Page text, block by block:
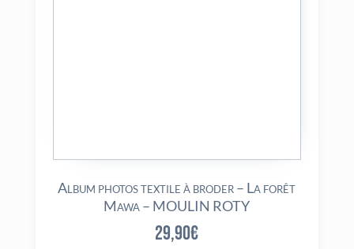
Album photos textile à broder – La forêt
Mawa – MOULIN ROTY
29,90€